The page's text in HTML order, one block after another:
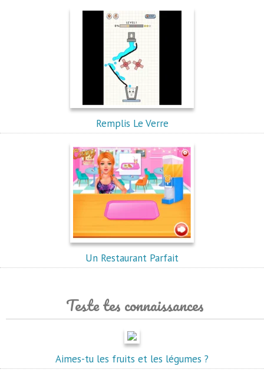
Remplis Le Verre
Un Restaurant Parfait
Teste tes connaissances
Aimes-tu les fruits et les légumes ?